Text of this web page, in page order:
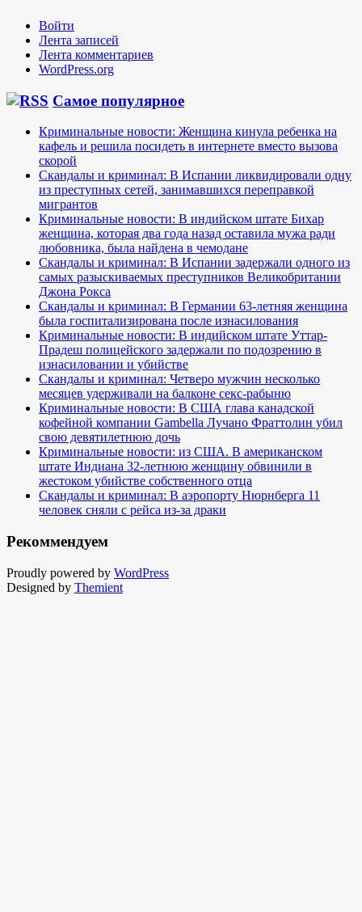
Войти
Лента записей
Лента комментариев
WordPress.org
Самое популярное
Криминальные новости: Женщина кинула ребенка на
кафель и решила посидеть в интернете вместо вызова
скорой
Скандалы и криминал: В Испании ликвидировали одну
из преступных сетей, занимавшихся переправкой
мигрантов
Криминальные новости: В индийском штате Бихар
женщина, которая два года назад оставила мужа ради
любовника, была найдена в чемодане
Скандалы и криминал: В Испании задержали одного из
самых разыскиваемых преступников Великобритании
Джона Рокса
Скандалы и криминал: В Германии 63-летняя женщина
была госпитализирована после изнасилования
Криминальные новости: В индийском штате Уттар-
Прадеш полицейского задержали по подозрению в
изнасиловании и убийстве
Скандалы и криминал: Четверо мужчин несколько
месяцев удерживали на балконе секс-рабыню
Криминальные новости: В США глава канадской
кофейной компании Gambella Лучано Фраттолин убил
свою девятилетнюю дочь
Криминальные новости: из США. В американском
штате Индиана 32-летнюю женщину обвинили в
жестоком убийстве собственного отца
Скандалы и криминал: В аэропорту Нюрнберга 11
человек сняли с рейса из-за драки
Рекоммендуем
Proudly powered by WordPress
Designed by Themient